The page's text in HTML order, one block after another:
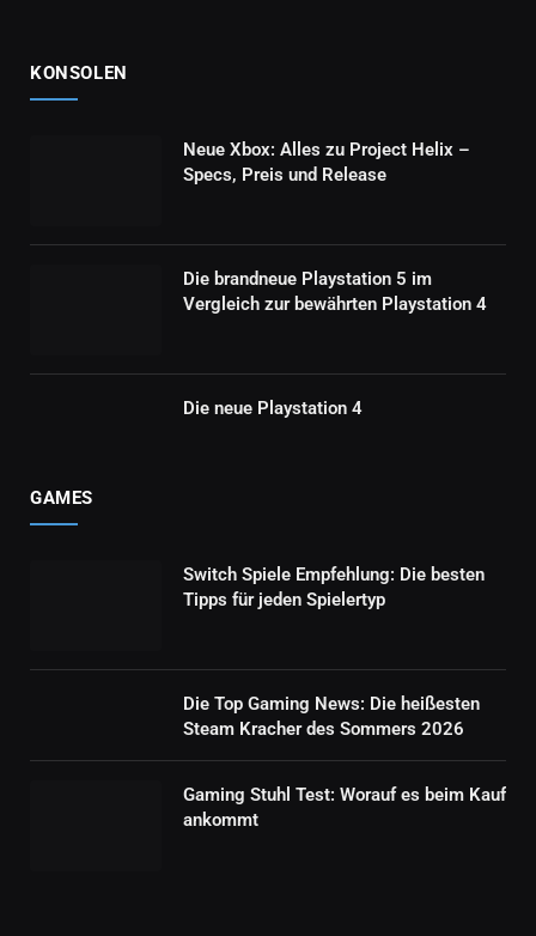
KONSOLEN
Neue Xbox: Alles zu Project Helix –
Specs, Preis und Release
Die brandneue Playstation 5 im
Vergleich zur bewährten Playstation 4
Die neue Playstation 4
GAMES
Switch Spiele Empfehlung: Die besten
Tipps für jeden Spielertyp
Die Top Gaming News: Die heißesten
Steam Kracher des Sommers 2026
Gaming Stuhl Test: Worauf es beim Kauf
ankommt